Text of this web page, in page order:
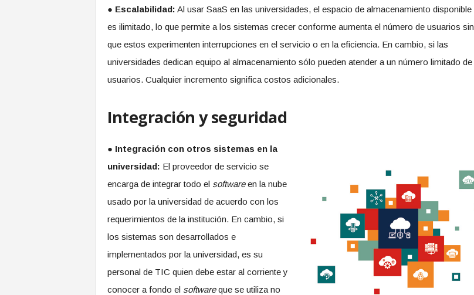
● Escalabilidad: Al usar SaaS en las universidades, el espacio de almacenamiento disponible
es ilimitado, lo que permite a los sistemas crecer conforme aumenta el número de usuarios sin
que estos experimenten interrupciones en el servicio o en la eficiencia. En cambio, si las
universidades dedican equipo al almacenamiento sólo pueden atender a un número limitado de
usuarios. Cualquier incremento significa costos adicionales.
Integración y seguridad
● Integración con otros sistemas en la
universidad: El proveedor de servicio se
encarga de integrar todo el softwareen la nube
usado por la universidad de acuerdo con los
requerimientos de la institución. En cambio, si
los sistemas son desarrollados e
implementados por la universidad, es su
personal de TIC quien debe estar al corriente y
conocer a fondo el softwareque se utiliza no